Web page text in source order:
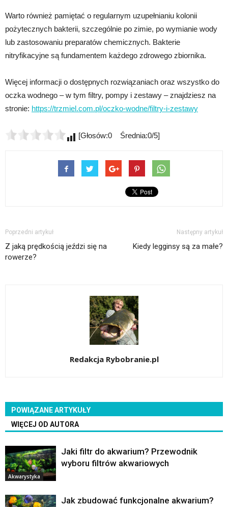
Warto również pamiętać o regularnym uzupełnianiu kolonii
pożytecznych bakterii, szczególnie po zimie, po wymianie wody
lub zastosowaniu preparatów chemicznych. Bakterie
nitryfikacyjne są fundamentem każdego zdrowego zbiornika.
Więcej informacji o dostępnych rozwiązaniach oraz wszystko do
oczka wodnego – w tym filtry, pompy i zestawy – znajdziesz na
stronie: https://trzmiel.com.pl/oczko-wodne/filtry-i-zestawy
[Głosów:0 Średnia:0/5]
Poprzedni artykuł
Z jaką prędkością jeździ się na
rowerze?
Następny artykuł
Kiedy legginsy są za małe?
Redakcja Rybobranie.pl
POWIĄZANE ARTYKUŁY
WIĘCEJ OD AUTORA
Akwarystyka
Jaki filtr do akwarium? Przewodnik
wyboru filtrów akwariowych
Jak zbudować funkcjonalne akwarium?